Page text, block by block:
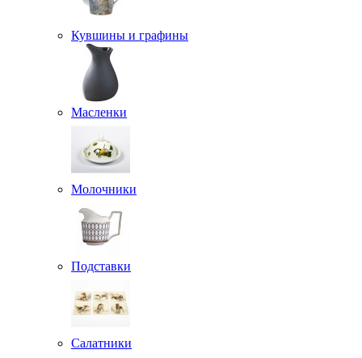
Кувшины и графины
Масленки
Молочники
Подставки
Салатники